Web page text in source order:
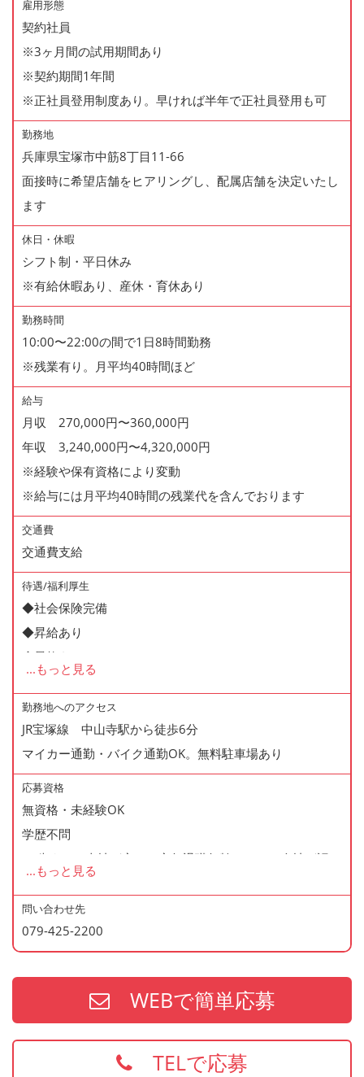
雇用形態
契約社員
※3ヶ月間の試用期間あり
※契約期間1年間
※正社員登用制度あり。早ければ半年で正社員登用も可
勤務地
兵庫県宝塚市中筋8丁目11-66
面接時に希望店舗をヒアリングし、配属店舗を決定いたし
ます
休日・休暇
シフト制・平日休み
※有給休暇あり、産休・育休あり
勤務時間
10:00〜22:00の間で1日8時間勤務
※残業有り。月平均40時間ほど
給与
月収 270,000円〜360,000円
年収 3,240,000円〜4,320,000円
※経験や保有資格により変動
※給与には月平均40時間の残業代を含んでおります
交通費
交通費支給
待遇/福利厚生
◆社会保険完備
◆昇給あり
◆昇格あり
◆正社員登用制度あり
◆有給休暇あり
◆産休・育休あり
◆交通費支給
◆マイカー通勤・バイク通勤OK
◆無料駐車場あり
◆まかない制度あり（1日1食・無料）
◆社内の表彰制度あり
◆再雇用制度あり
◆通勤手当あり
◆時間外手当あり
... もっと見る
勤務地へのアクセス
JR宝塚線 中山寺駅から徒歩6分
マイカー通勤・バイク通勤OK。無料駐車場あり
応募資格
無資格・未経験OK
学歴不問
60歳まで（当社が定める定年退職年齢のため・会社が認め
た場合はこの限りではありません）
＜歓迎資格＞
・2年以上の勤務経験がある方
・調理師免許
※上記の資格、経験をお持ちの方は給与面などを優遇いた
... もっと見る
問い合わせ先
079-425-2200
WEBで簡単応募
TELで応募